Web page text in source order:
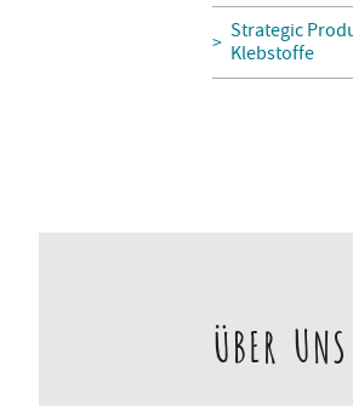
Strategic
Klebstoffe
ÜBER UNS